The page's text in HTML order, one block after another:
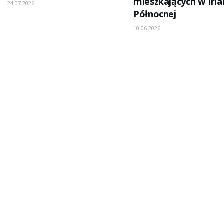
24.07.2026
Północnej
10.06.2026